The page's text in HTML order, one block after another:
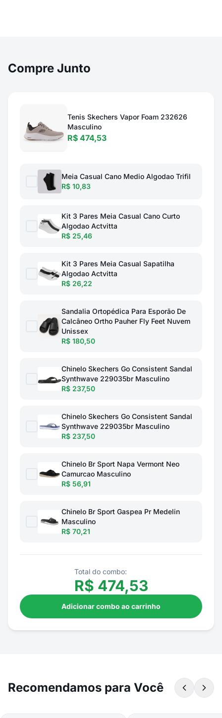
Compre Junto
Tenis Skechers Vapor Foam 232626
Masculino
R$ 474,53
Meia Casual Cano Medio Algodao Trifil
R$ 10,83
Kit 3 Pares Meia Casual Cano Curto
Algodao Actvitta
R$ 25,46
Kit 3 Pares Meia Casual Sapatilha
Algodao Actvitta
R$ 26,22
Sandalia Ortopédica Para Esporão De
Calcâneo Ortho Pauher Fly Feet Nuvem
Unissex
R$ 180,50
Chinelo Skechers Go Consistent Sandal
Synthwave 229035br Masculino
R$ 237,50
Chinelo Skechers Go Consistent Sandal
Synthwave 229035br Masculino
R$ 237,50
Chinelo Br Sport Napa Vermont Neo
Camurcao Masculino
R$ 56,91
Chinelo Br Sport Gaspea Pr Medelin
Masculino
R$ 70,21
Total do combo:
R$ 474,53
Adicionar combo ao carrinho
Recomendamos para Você